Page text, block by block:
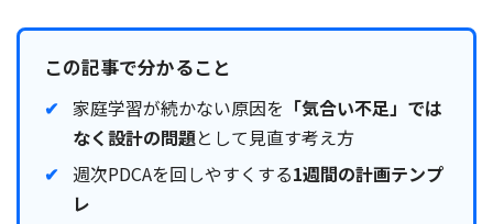
この記事で分かること
家庭学習が続かない原因を 「気合い不足」では
なく設計の問題として見直す考え方
週次PDCAを回しやすくする1週間の計画テンプ
レ